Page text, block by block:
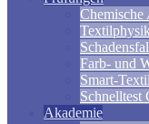
Farb- und
Smart-
Schnelltest
Akademie